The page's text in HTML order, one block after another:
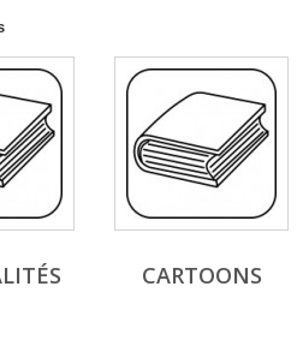
CARTOONS